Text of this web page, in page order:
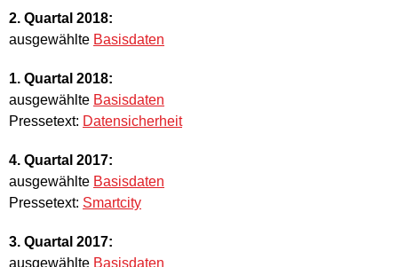
2. Quartal 2018:
ausgewählte Basisdaten
1. Quartal 2018:
ausgewählte Basisdaten
Pressetext: Datensicherheit
4. Quartal 2017:
ausgewählte Basisdaten
Pressetext: Smartcity
3. Quartal 2017:
ausgewählte Basisdaten